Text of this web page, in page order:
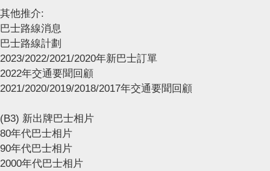
其他推介:
巴士路線消息
巴士路線計劃
2023/2022/2021/2020年新巴士訂單
2022年交通要聞回顧
2021/2020/2019/2018/2017年交通要聞回顧
(B3) 新出牌巴士相片
80年代巴士相片
90年代巴士相片
2000年代巴士相片